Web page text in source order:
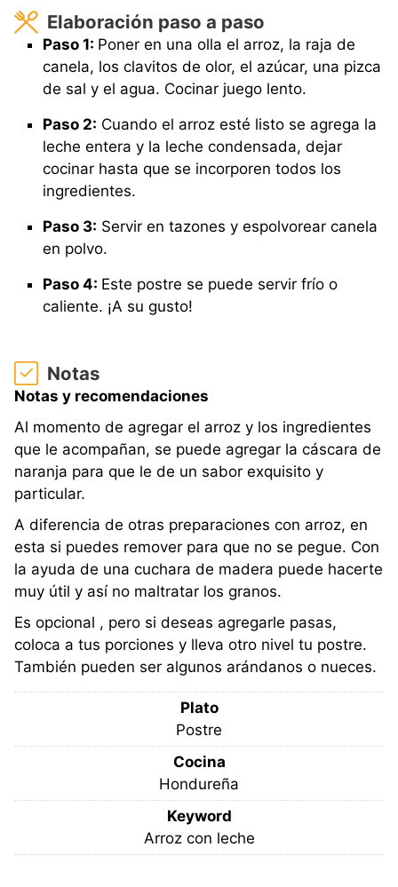
Elaboración paso a paso
Paso 1: Poner en una olla el arroz, la raja de
canela, los clavitos de olor, el azúcar, una pizca
de sal y el agua. Cocinar juego lento.
Paso 2: Cuando el arroz esté listo se agrega la
leche entera y la leche condensada, dejar
cocinar hasta que se incorporen todos los
ingredientes.
Paso 3: Servir en tazones y espolvorear canela
en polvo.
Paso 4: Este postre se puede servir frío o
caliente. ¡A su gusto!
Notas
Notas y recomendaciones
Al momento de agregar el arroz y los ingredientes
que le acompañan, se puede agregar la cáscara de
naranja para que le de un sabor exquisito y
particular.
A diferencia de otras preparaciones con arroz, en
esta si puedes remover para que no se pegue. Con
la ayuda de una cuchara de madera puede hacerte
muy útil y así no maltratar los granos.
Es opcional , pero si deseas agregarle pasas,
coloca a tus porciones y lleva otro nivel tu postre.
También pueden ser algunos arándanos o nueces.
Plato
Postre
Cocina
Hondureña
Keyword
Arroz con leche